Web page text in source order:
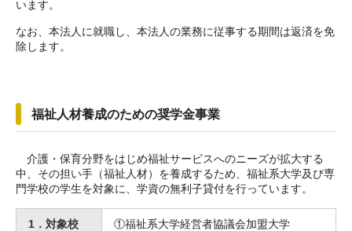
います。
なお、本法人に就職し、本法人の業務に従事する期間は返済を免
除します。
福祉人材養成のための奨学金事業
介護・保育分野をはじめ福祉サービスへのニーズが拡大する
中、その担い手（福祉人材）を養成するため、福祉系大学及び専
門学校の学生を対象に、学資の無利子貸付を行っています。
1．対象校
①福祉系大学経営者協議会加盟大学